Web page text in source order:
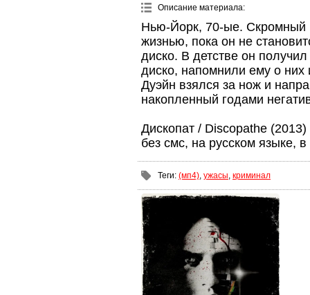
Описание материала:
Нью-Йорк, 70-ые. Скромный
жизнью, пока он не
диско. В детстве он
диско, напомнили ему о
Дуэйн взялся за нож и
накопленный годами
Дископат / Discopathe
без смс, на русском языке,
Теги: (мп4), ужасы, криминал